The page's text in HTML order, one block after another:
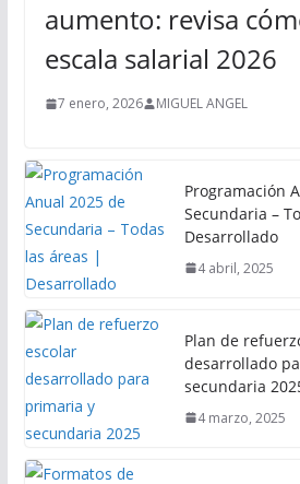
aumento: revisa
escala salarial 2026
7 enero, 2026 MIGUEL ANGEL
Programación
Secundaria –
Desarrollado
4 abril, 2025
Plan de
desarrollado
secundaria
4 marzo, 2025